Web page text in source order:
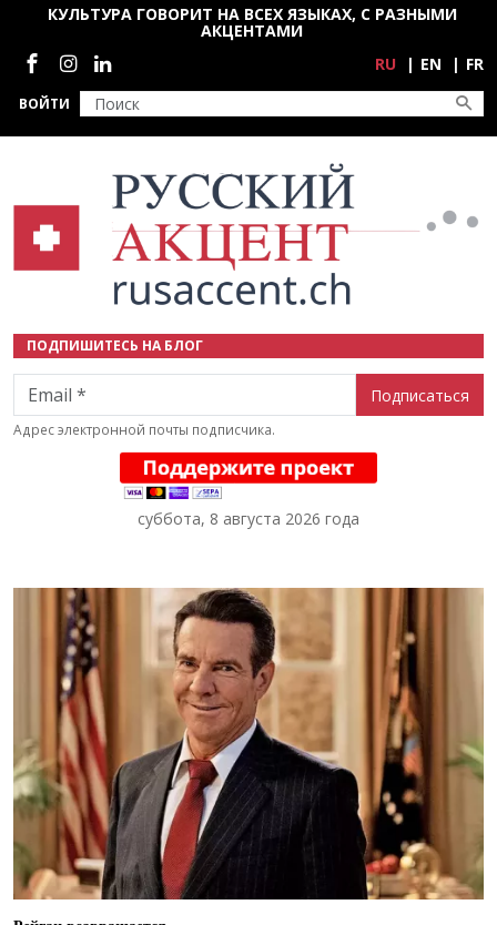
Перейти к основному содержанию
ВОЙТИ
КУЛЬТУРА ГОВОРИТ НА ВСЕХ ЯЗЫКАХ, С РАЗНЫМИ
АКЦЕНТАМИ
Социальные сети
RU EN FR
ПОДПИШИТЕСЬ НА БЛОГ
Email
Адрес электронной почты подписчика.
суббота, 8 августа 2026 года